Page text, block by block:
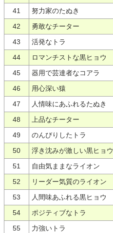
41
努力家のたぬき
42
勇敢なチーター
43
活発なトラ
44
ロマンチストな黒ヒョウ
45
器用で芸達者なコアラ
46
用心深い猿
47
人情味にあふれるたぬき
48
上品なチーター
49
のんびりしたトラ
50
浮き沈みが激しい黒ヒョウ
51
自由気ままなライオン
52
リーダー気質のライオン
53
人間味あふれる黒ヒョウ
54
ポジティブなトラ
55
力強いトラ